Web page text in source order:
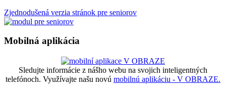
Zjednodušená verzia stránok pre seniorov
Mobilná aplikácia
Sledujte informácie z nášho webu na svojich inteligentných
telefónoch. Využívajte našu novú mobilnú aplikáciu - V OBRAZE.